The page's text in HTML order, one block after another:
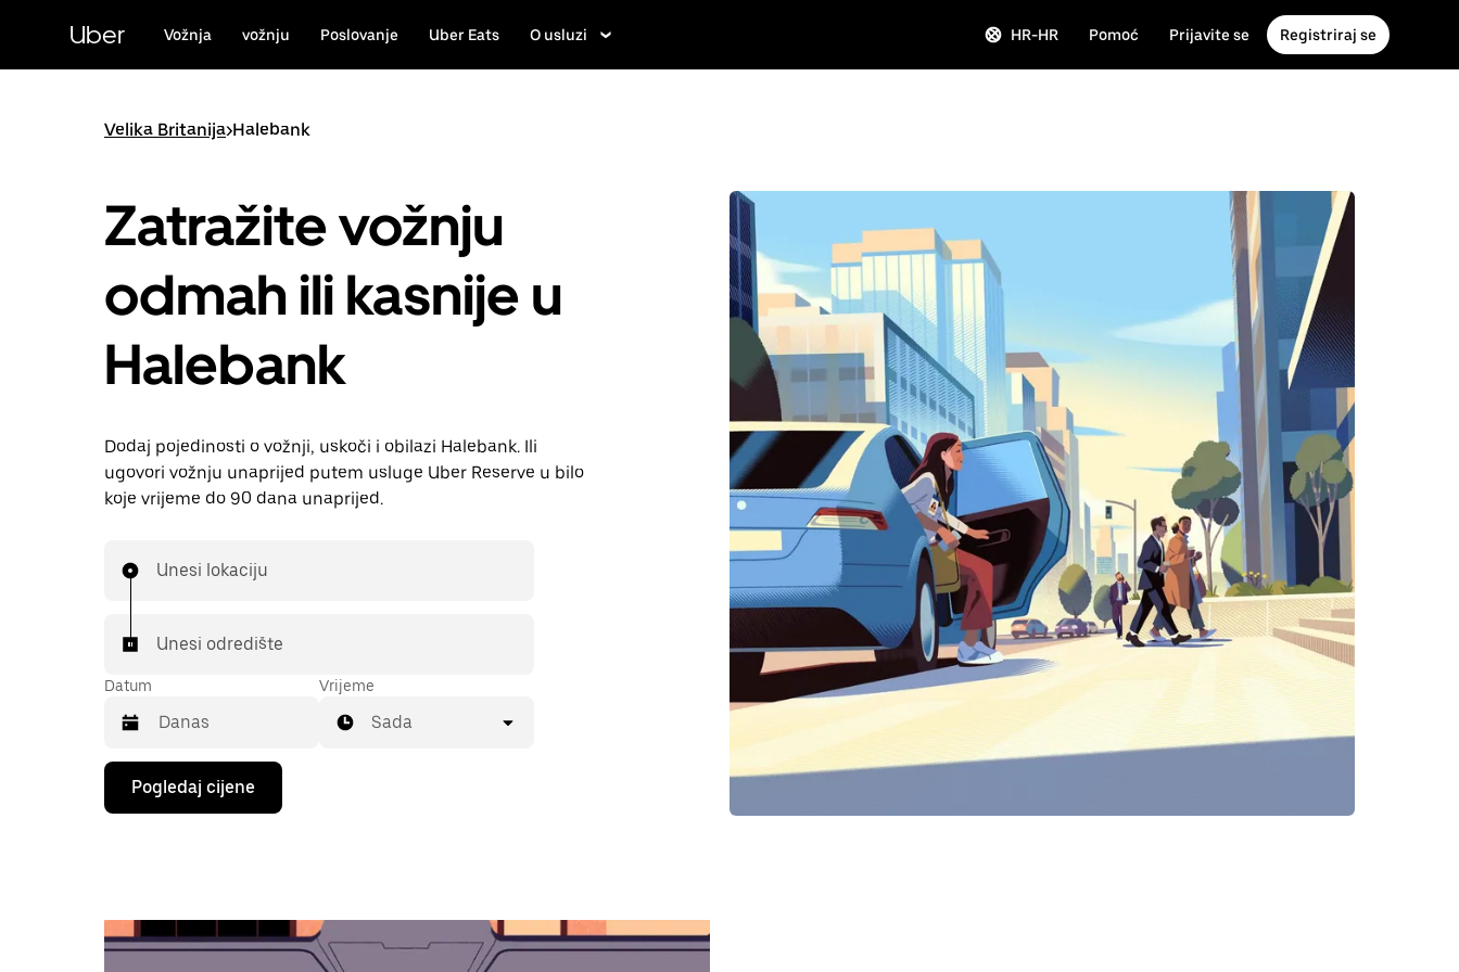
sadržaj
Uber Vožnja vožnju Poslovanje Uber Eats O usluzi HR-HR Pomoć Prijavite se Registriraj se
Velika Britanija>Halebank
Zatražite vožnju
odmah ili kasnije u
Halebank
Dodaj pojedinosti o vožnji, uskoči i obilazi Halebank. Ili
ugovori vožnju unaprijed putem usluge Uber Reserve u bilo
koje vrijeme do 90 dana unaprijed.
Unesi lokaciju
Unesi odredište
Datum
Pritisni
tipku
sa
s
kalendarom
Vrijeme
Sada
Pogledaj cijene